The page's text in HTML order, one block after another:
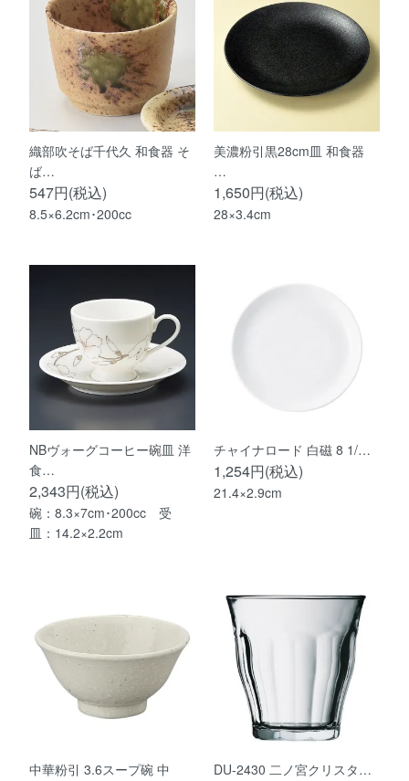
織部吹そば千代久 和食器 そ
ば…
547円(税込)
8.5×6.2cm･200cc
美濃粉引黒28cm皿 和食器
…
1,650円(税込)
28×3.4cm
NBヴォーグコーヒー碗皿 洋
食…
2,343円(税込)
碗：8.3×7cm･200cc 受
皿：14.2×2.2cm
チャイナロード 白磁 8 1/…
1,254円(税込)
21.4×2.9cm
中華粉引 3.6スープ碗 中
DU-2430 二ノ宮クリスタ…